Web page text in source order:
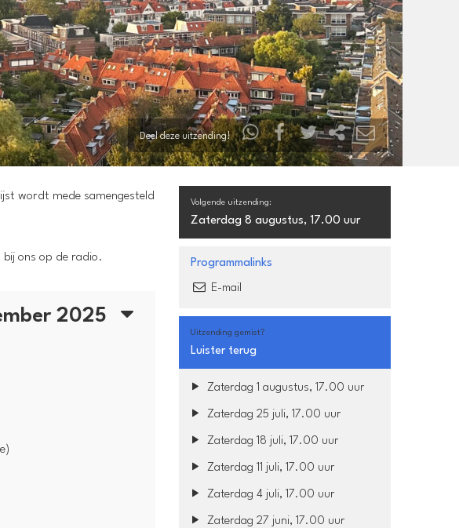
Deel deze uitzending!
wordt mede samengesteld
bij ons op de radio.
2025
Volgende uitzending:
Zaterdag 8 augustus, 17.00 uur
Programmalinks
E-mail
Uitzending gemist?
Luister terug
Zaterdag 1 augustus, 17.00 uur
Zaterdag 25 juli, 17.00 uur
Zaterdag 18 juli, 17.00 uur
Zaterdag 11 juli, 17.00 uur
Zaterdag 4 juli, 17.00 uur
Zaterdag 27 juni, 17.00 uur